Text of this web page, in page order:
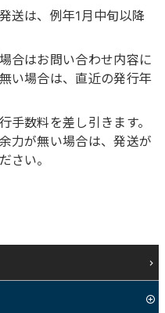
送は、例年1月中旬以降
合はお問い合わせ内容に
い場合は、直近の発行年
手数料を差し引きます。
力が無い場合は、発送が
さい。